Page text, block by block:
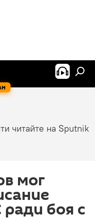
читайте на Sputnik
мог
ради боя с